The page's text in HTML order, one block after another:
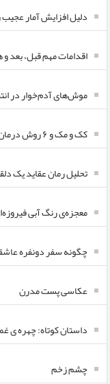
دلیل افزایش آمار عجیب
اقدامات مهم قبل، بعد و
موش‌های آدم‌خوار در
کک و مک و ۶ روش درمان آن
تحلیل رمان عقاید یک
معجزه‌ی رنگ آبی
چگونه سفر دونفره
عکاسی پست مدرن
داستان کوتاه: چهره ی
چشم زخم